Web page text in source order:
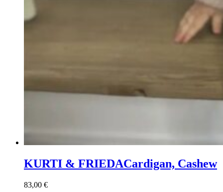
KURTI & FRIEDACardigan, Cashew
83,00 €